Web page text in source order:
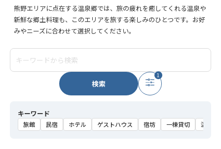
熊野エリアに点在する温泉郷では、旅の疲れを癒してくれる温泉や
新鮮な郷土料理も、このエリアを旅する楽しみのひとつです。お好
みやニーズに合わせて選択してください。
検索
1
キーワード
旅館 民宿 ホテル ゲストハウス 宿坊 一棟貸切 温泉